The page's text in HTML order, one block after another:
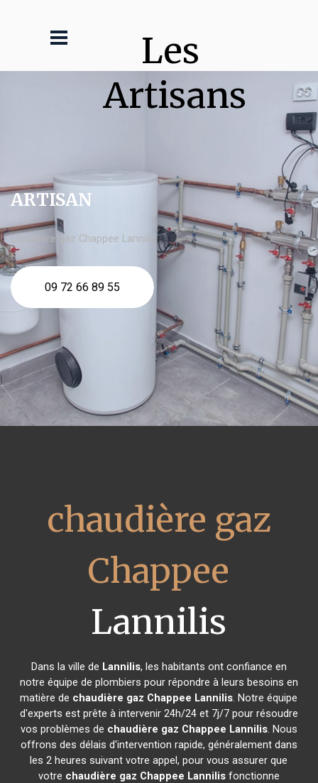
Les
Artisans
ARTISAN
chaudière gaz Chappee Lannilis
09 72 66 89 55
chaudière gaz
Chappee
Lannilis
Dans la ville de Lannilis, les habitants ont confiance en
notre équipe de plombiers pour répondre à leurs besoins en
matière de chaudière gaz Chappee Lannilis. Notre équipe
d'experts est prête à intervenir 24h/24 et 7j/7 pour résoudre
vos problèmes de chaudière gaz Chappee Lannilis. Nous
offrons des délais d'intervention rapide, généralement dans
les 2 heures suivant votre appel, pour vous assurer que
votre chaudière gaz Chappee Lannilisfonctionne